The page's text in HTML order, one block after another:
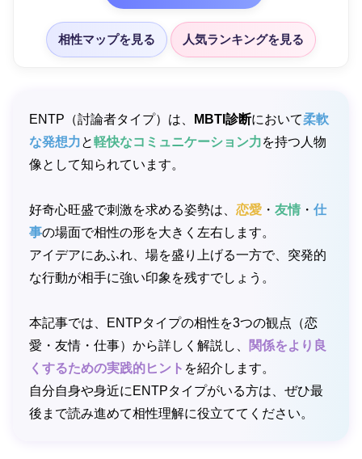
相性マップを見る 人気ランキングを見る
ENTP（討論者タイプ）は、 MBTI診断において柔軟
な発想力と軽快なコミュニケーション力を持つ人物
像として知られています。
好奇心旺盛で刺激を求める姿勢は、 恋愛 ・ 友情 ・ 仕
事の場面で相性の形を大きく左右します。
アイデアにあふれ、場を盛り上げる一方で、突発的
な行動が相手に強い印象を残すでしょう。
本記事では、ENTPタイプの相性を3つの観点（恋
愛・友情・仕事）から詳しく解説し、
関係をより良
くするための実践的ヒント を紹介します。
自分自身や身近にENTPタイプがいる方は、ぜひ最
後まで読み進めて相性理解に役立ててください。